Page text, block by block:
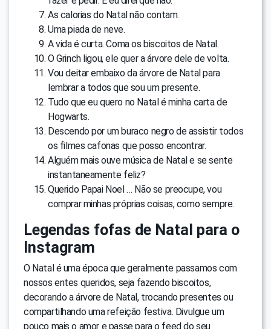
As calorias do Natal não contam.
Uma piada de neve.
A vida é curta. Coma os biscoitos de Natal.
O Grinch ligou, ele quer a árvore dele de volta.
Vou deitar embaixo da árvore de Natal para
lembrar a todos que sou um presente.
Tudo que eu quero no Natal é minha carta de
Hogwarts.
Descendo por um buraco negro de assistir todos
os filmes cafonas que posso encontrar.
Alguém mais ouve música de Natal e se sente
instantaneamente feliz?
Querido Papai Noel … Não se preocupe, vou
comprar minhas próprias coisas, como sempre.
Legendas fofas de Natal para o
Instagram
O Natal é uma época que geralmente passamos com
nossos entes queridos, seja fazendo biscoitos,
decorando a árvore de Natal, trocando presentes ou
compartilhando uma refeição festiva. Divulgue um
pouco mais o amor e passe para o feed do seu